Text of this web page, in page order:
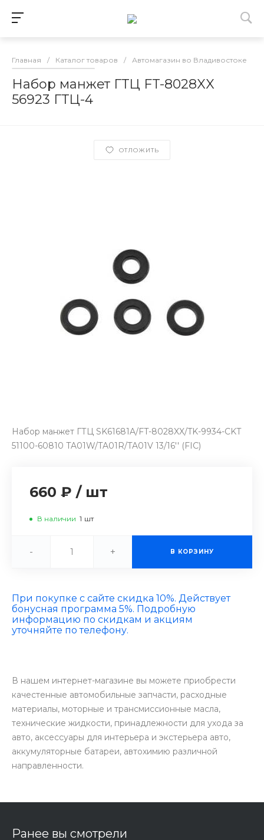
Главная / Каталог товаров / Автомагазин во Владивостоке
Набор манжет ГТЦ FT-8028XX
56923 ГТЦ-4
ОТЛОЖИТЬ
Набор манжет ГТЦ SK61681A/FT-8028XX/TK-9934-CKT
51100-60810 TA01W/TA01R/TA01V 13/16'' (FIC)
660 ₽ / шт
В наличии 1 шт
- + В КОРЗИНУ
При покупке с сайте скидка 10%. Действует
бонусная программа 5%. Подробную
информацию по скидкам и акциям
уточняйте по телефону.
В нашем интернет-магазине вы можете приобрести
качестенные автомобильные запчасти, расходные
материалы, моторные и трансмиссионные масла,
технические жидкости, принадлежности для ухода за
авто, аксессуары для интерьера и экстерьера авто,
аккумуляторные батареи, автохимию различной
направленности.
Ранее вы смотрели